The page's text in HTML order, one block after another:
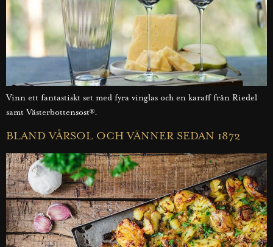
Vinn ett fantastiskt set med fyra vinglas och en karaff från Riedel
samt Västerbottensost®.
BLAND VÅRSOL OCH VÄNNER SEDAN 1872